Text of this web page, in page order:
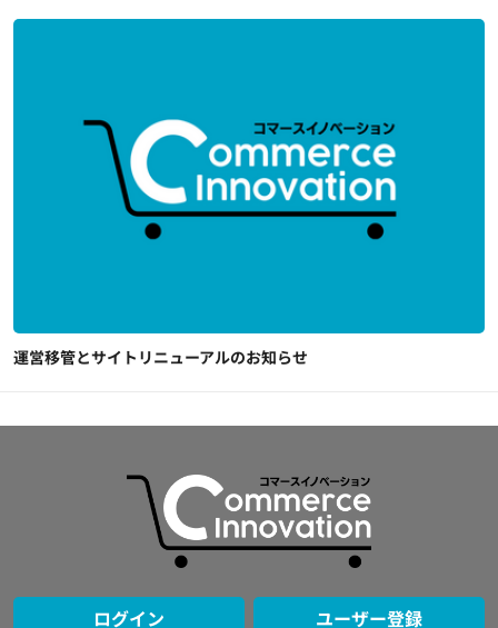
運営移管とサイトリニューアルのお知らせ
ログイン ユーザー登録